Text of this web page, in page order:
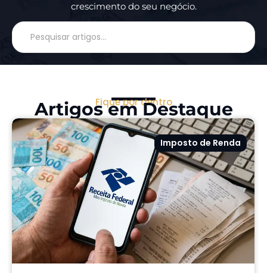
crescimento do seu negócio.
Fique por dentro
Artigos em Destaque
Imposto de Renda